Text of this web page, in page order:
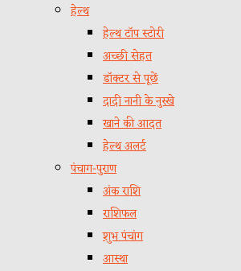
हेल्थ
हेल्थ टॉप स्टोरी
अच्छी सेहत
डॉक्टर से पूछें
दादी नानी के नुस्खे
खाने की आदत
हेल्थ अलर्ट
पंचाग-पुराण
अंक राशि
राशिफल
शुभ पंचांग
आस्था